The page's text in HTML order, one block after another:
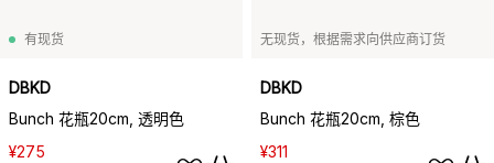
有现货
DBKD
Bunch 花瓶20cm, 透明色
¥275
无现货，根据需求向供应商订货
DBKD
Bunch 花瓶20cm, 棕色
¥311